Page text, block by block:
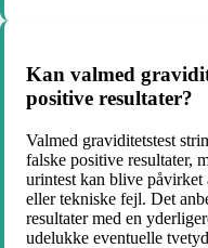
Kan valmed
positive resultater?
Valmed graviditetstest
falske positive resultater,
urintest kan blive påvirket
eller tekniske fejl. Det
resultater med en
udelukke eventuelle